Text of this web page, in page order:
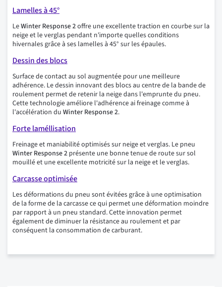
Lamelles à 45°
LeWinter Response 2offre une excellente traction en courbe sur la
neige et le verglas pendant n'importe quelles conditions
hivernales grâce à ses lamelles à 45° sur les épaules.
Dessin des blocs
Surface de contact au sol augmentée pour une meilleure
adhérence. Le dessin innovant des blocs au centre de la bande de
roulement permet de retenir la neige dans l'emprunte du pneu.
Cette technologie améliore l'adhérence ai freinage comme à
l'accélération du Winter Response 2.
Forte laméllisation
Freinage et maniabilité optimisés sur neige et verglas. Le pneu
Winter Response 2 présente une bonne tenue de route sur sol
mouillé et une excellente motricité sur la neige et le verglas.
Carcasse optimisée
Les déformations du pneu sont évitées grâce à une optimisation
de la forme de la carcasse ce qui permet une déformation moindre
par rapport à un pneu standard. Cette innovation permet
également de diminuer la résistance au roulement et par
conséquent la consommation de carburant.